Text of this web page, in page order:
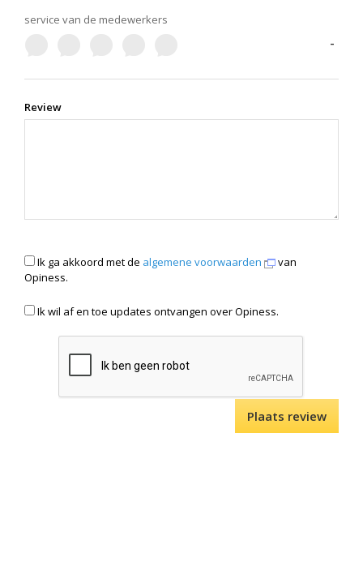
service van de medewerkers
-
Review
Ik ga akkoord met de algemene voorwaarden
van
Opiness.
Ik wil af en toe updates ontvangen over Opiness.